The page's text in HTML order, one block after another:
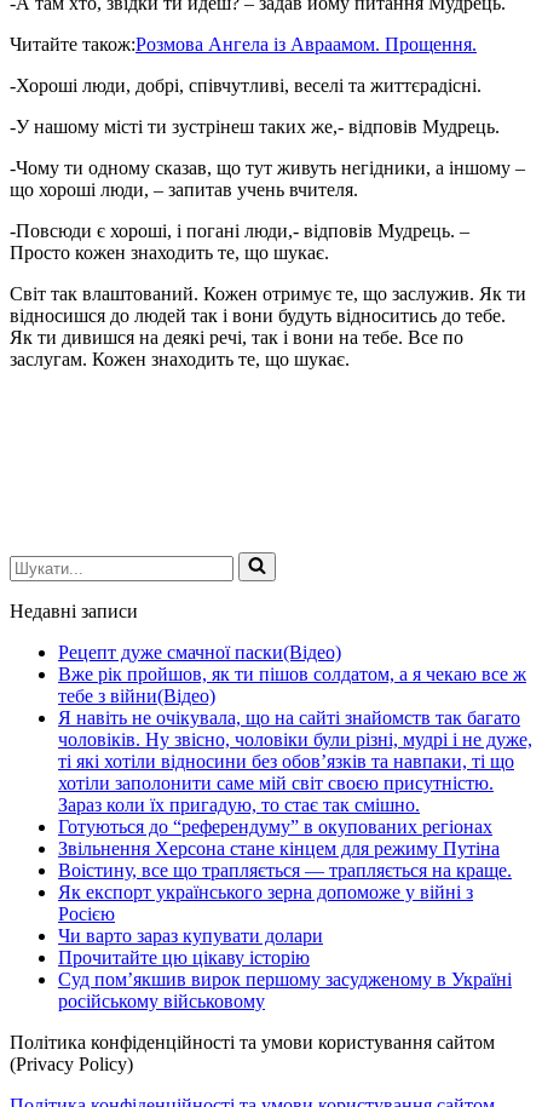
Читайте також:Розмова Ангела із Авраамом. Прощення.
-Хороші люди, добрі, співчутливі, веселі та життєрадісні.
-У нашому місті ти зустрінеш таких же,- відповів Мудрець.
-Чому ти одному сказав, що тут живуть негідники, а іншому –
що хороші люди, – запитав учень вчителя.
-Повсюди є хороші, і погані люди,- відповів Мудрець. –
Просто кожен знаходить те, що шукає.
Світ так влаштований. Кожен отримує те, що заслужив. Як ти
відносишся до людей так і вони будуть відноситись до тебе.
Як ти дивишся на деякі речі, так і вони на тебе. Все по
заслугам. Кожен знаходить те, що шукає.
Шукати...
Недавні записи
Рецепт дуже смачної паски(Відео)
Вже рік пройшов, як ти пішов солдатом, а я чекаю все ж
тебе з війни(Відео)
Я навіть не очікувала, що на сайті знайомств так багато
чоловіків. Ну звісно, чоловіки були різні, мудрі і не дуже,
ті які хотіли відносини без обов’язків та навпаки, ті що
хотіли заполонити саме мій світ своєю присутністю.
Зараз коли їх пригадую, то стає так смішно.
Готуються до “референдуму” в окупованих регіонах
Звільнення Херсона стане кінцем для режиму Путіна
Воістину, все що трапляється — трапляється на краще.
Як експорт українського зерна допоможе у війні з
Росією
Чи варто зараз купувати долари
Прочитайте цю цікаву історію
Суд пом’якшив вирок першому засудженому в Україні
російському військовому
Політика конфіденційності та умови користування сайтом
(Privacy Policy)